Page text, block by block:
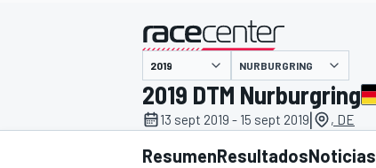
INDYCAR WRC
presentado por
NURBURGRING
2019 DTM Nurburgring
13 sept 2019 - 15 sept 2019| , DE
ResumenResultadosNoticias